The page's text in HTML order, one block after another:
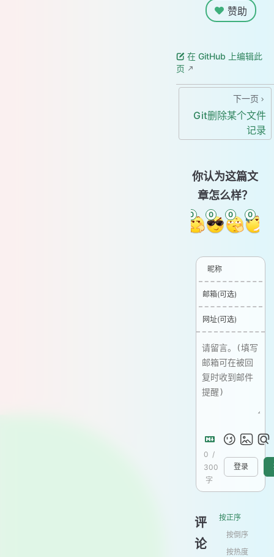
赞助
在 GitHub 上编辑此
页
下一页
Git删除某个文件
记录
你认为这篇文
章怎么样？
0 0 0 0
昵称
邮箱(可选)
网址(可选)
0 /
300
字
登录
评
论
按正序
按倒序
按热度